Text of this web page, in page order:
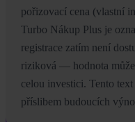
pořizovací cena (vlastní
Turbo Nákup Plus je
registrace zatím není
riziková — hodnota
celou investici. Tento
příslibem budoucích